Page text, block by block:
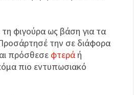
φιγούρα ως βάση για τα
την σε διάφορα
πρόσθεσε φτερά ή
πιο εντυπωσιακό